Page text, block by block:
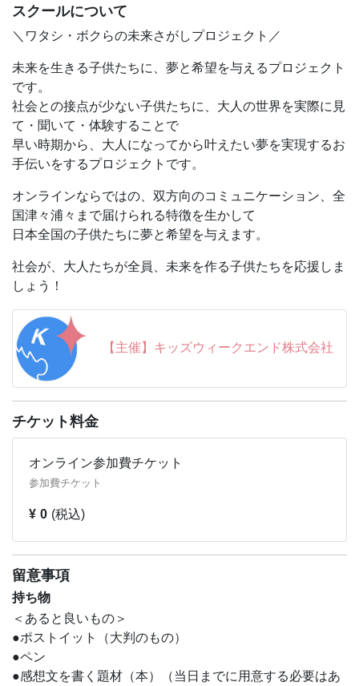
この講座は、こんな方にオススメです！
・読書感想文って何を書いたらいいのかわからない・・・
・ポストイットを使うって楽しそう！
得意な子も苦手な子も、すぐに読書感想文を書きたくなっ
ちゃうコツを、現役編集者が伝授しますよ！
講座では、「ポストイット」を使って「３回読んで３回直
す」”だけ”の感想文の書き方をご紹介します。
感想文を書きながら、「作家」になったり、「編集者」に
なったり、「読者」になったり・・・。
いろんな視点が楽しめちゃう！
す。
題材にする『ふしぎな図書館と消えた西遊記』は、「銭天
堂シリーズ」の作者・廣嶋玲子先生の最新シリーズ「スト
ーリーマスターズ」シリーズの最新作。
魔王によってメチャクチャになっちゃった物語をもとに戻
すために、小学生たちが「西遊記」のお話の世界に入って
大活躍！
原作ファンのみなさんにとっても、ワクワクする講座で
す。
せっかく書くなら、「自分が得する読書感想文」にしちゃ
いませんか？
夏の宿題が、あっという間に楽しい体験になること間違い
＼＼「読書感想文」の疑問、お悩みを大募集します！／
／ ※応募は締め切りました。
みなさんからの質問に、現役編集者がお答えします！お子
さんからも、保護者さまからもお待ちしております！
※締切：7/16（火）全ての質問にはお答えできない可能
性があります。ご了承ください。
スクールについて
＼ワタシ・ボクらの未来さがしプロジェクト／
未来を生きる子供たちに、夢と希望を与えるプロジェクト
です。
社会との接点が少ない子供たちに、大人の世界を実際に見
て・聞いて・体験することで
早い時期から、大人になってから叶えたい夢を実現するお
手伝いをするプロジェクトです。
オンラインならではの、双方向のコミュニケーション、全
国津々浦々まで届けられる特徴を生かして
日本全国の子供たちに夢と希望を与えます。
社会が、大人たちが全員、未来を作る子供たちを応援しま
しょう！
【主催】キッズウィークエンド株式会社
チケット料金
オンライン参加費チケット
参加費チケット
¥ 0 (税込)
留意事項
持ち物
＜あると良いもの＞
●ポストイット（大判のもの）
●ペン
●感想文を書く題材（本）（当日までに用意する必要はあ